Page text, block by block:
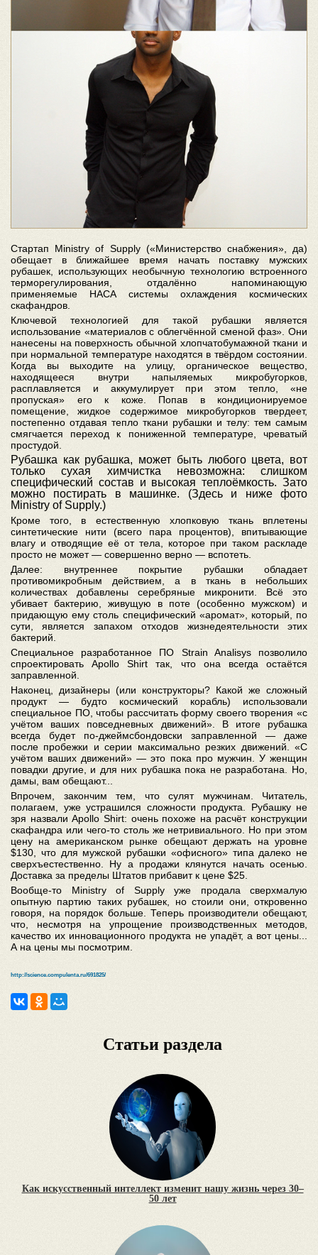
Стартап Ministry of Supply («Министерство снабжения», да)
обещает в ближайшее время начать поставку мужских
рубашек, использующих необычную технологию встроенного
терморегулирования, отдалённо напоминающую
применяемые НАСА системы охлаждения космических
скафандров.
Ключевой технологией для такой рубашки является
использование «материалов с облегчённой сменой фаз». Они
нанесены на поверхность обычной хлопчатобумажной ткани и
при нормальной температуре находятся в твёрдом состоянии.
Когда вы выходите на улицу, органическое вещество,
находящееся внутри напыляемых микробугорков,
расплавляется и аккумулирует при этом тепло, «не
пропуская» его к коже. Попав в кондиционируемое
помещение, жидкое содержимое микробугорков твердеет,
постепенно отдавая тепло ткани рубашки и телу: тем самым
смягчается переход к пониженной температуре, чреватый
простудой.
Рубашка как рубашка, может быть любого цвета, вот
только сухая химчистка невозможна: слишком
специфический состав и высокая теплоёмкость. Зато
можно постирать в машинке. (Здесь и ниже фото
Ministry of Supply.)
Кроме того, в естественную хлопковую ткань вплетены
синтетические нити (всего пара процентов), впитывающие
влагу и отводящие её от тела, которое при таком раскладе
просто не может — совершенно верно — вспотеть.
Далее: внутреннее покрытие рубашки обладает
противомикробным действием, а в ткань в небольших
количествах добавлены серебряные микронити. Всё это
убивает бактерию, живущую в поте (особенно мужском) и
придающую ему столь специфический «аромат», который, по
сути, является запахом отходов жизнедеятельности этих
бактерий.
Специальное разработанное ПО Strain Analisys позволило
спроектировать Apollo Shirt так, что она всегда остаётся
заправленной.
Наконец, дизайнеры (или конструкторы? Какой же сложный
продукт — будто космический корабль) использовали
специальное ПО, чтобы рассчитать форму своего творения «с
учётом ваших повседневных движений». В итоге рубашка
всегда будет по-джеймсбондовски заправленной — даже
после пробежки и серии максимально резких движений. «С
учётом ваших движений» — это пока про мужчин. У женщин
повадки другие, и для них рубашка пока не разработана. Но,
дамы, вам обещают...
Впрочем, закончим тем, что сулят мужчинам. Читатель,
полагаем, уже устрашился сложности продукта. Рубашку не
зря назвали Apollo Shirt: очень похоже на расчёт конструкции
скафандра или чего-то столь же нетривиального. Но при этом
цену на американском рынке обещают держать на уровне
$130, что для мужской рубашки «офисного» типа далеко не
сверхъестественно. Ну а продажи клянутся начать осенью.
Доставка за пределы Штатов прибавит к цене $25.
Вообще-то Ministry of Supply уже продала сверхмалую
опытную партию таких рубашек, но стоили они, откровенно
говоря, на порядок больше. Теперь производители обещают,
что, несмотря на упрощение производственных методов,
качество их инновационного продукта не упадёт, а вот цены...
А на цены мы посмотрим.
http://science.compulenta.ru/691825/
Статьи раздела
Как искусственный интеллект изменит нашу жизнь через 30–
50 лет